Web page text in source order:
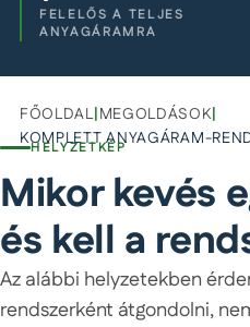
FELELŐS A TELJES
ANYAGÁRAMRA
FŐOLDAL|MEGOLDÁSOK|
KOMPLETT ANYAGÁRAM-
HELYZETKÉP
Mikor kevés
és kell a
Az alábbi helyzetekben
rendszerként átgondolni,